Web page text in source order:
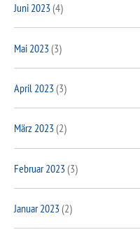
Juni 2023(4)
Mai 2023(3)
April 2023(3)
März 2023(2)
Februar 2023(3)
Januar 2023(2)